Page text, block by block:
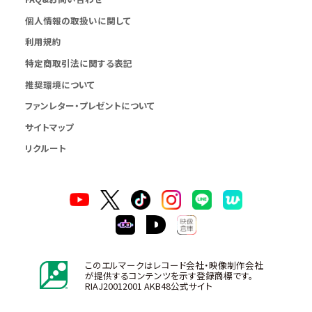
個人情報の取扱いに関して
利用規約
特定商取引法に関する表記
推奨環境について
ファンレター・プレゼントについて
サイトマップ
リクルート
このエルマークはレコード会社・映像制作会社
が提供するコンテンツを示す登録商標です。
RIAJ20012001 AKB48公式サイト